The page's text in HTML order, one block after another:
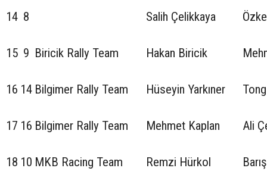
14 8 Salih Çelikkaya
15 9 Biricik Rally Team Hakan Biricik
16 14 Bilgimer Rally Team Hüseyin Yarkıner
17 16 Bilgimer Rally Team Mehmet Kaplan Ali
18 10 MKB Racing Team Remzi Hürkol